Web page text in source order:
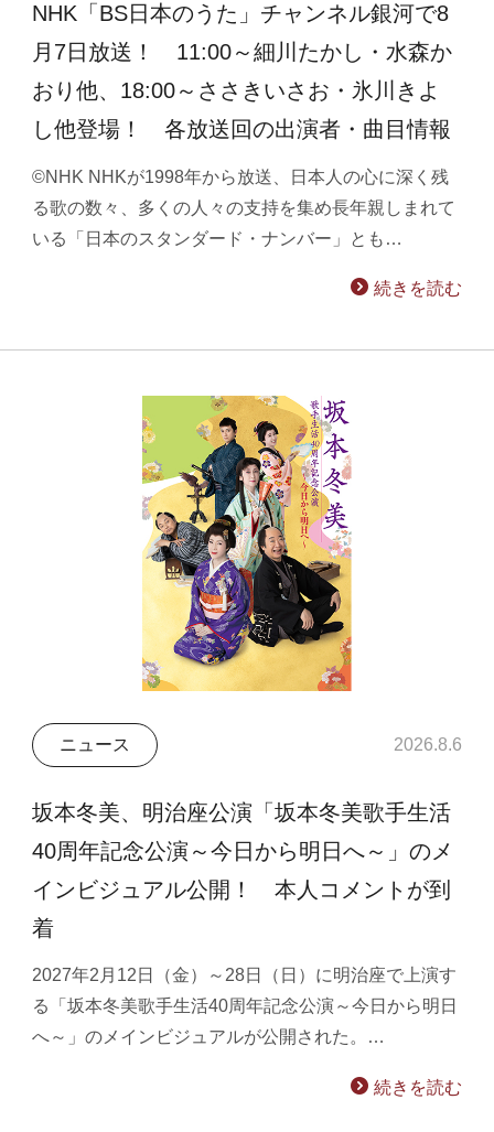
NHK「BS日本のうた」チャンネル銀河で8
月7日放送！ 11:00～細川たかし・水森か
おり他、18:00～ささきいさお・氷川きよ
し他登場！ 各放送回の出演者・曲目情報
©NHK NHKが1998年から放送、日本人の心に深く残
る歌の数々、多くの人々の支持を集め長年親しまれて
いる「日本のスタンダード・ナンバー」とも…
続きを読む
ニュース 2026.8.6
坂本冬美、明治座公演「坂本冬美歌手生活
40周年記念公演～今日から明日へ～」のメ
インビジュアル公開！ 本人コメントが到
着
2027年2月12日（金）～28日（日）に明治座で上演す
る「坂本冬美歌手生活40周年記念公演～今日から明日
へ～」のメインビジュアルが公開された。…
続きを読む